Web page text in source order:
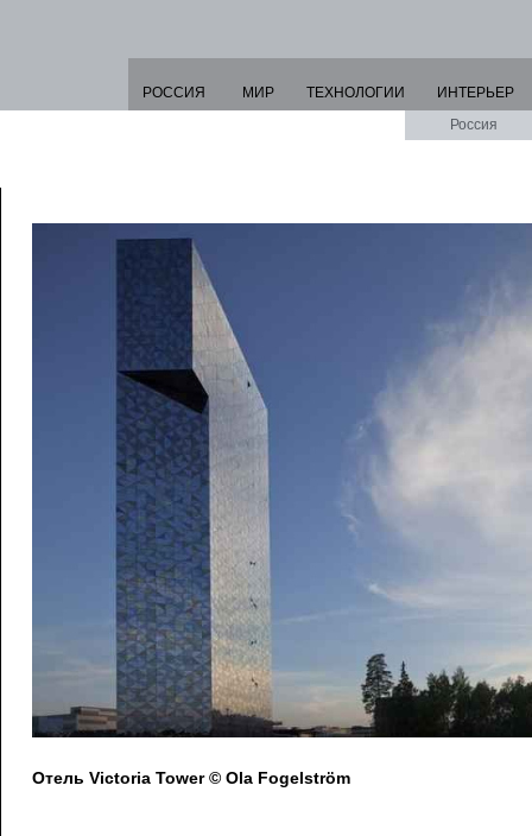
РОССИЯ МИР ТЕХНОЛОГИИ
ИНТЕРЬЕР
Россия
Отель Victoria Tower © Ola Fogelström